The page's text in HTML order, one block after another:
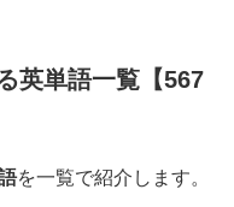
英単語一覧【567
を一覧で紹介します。